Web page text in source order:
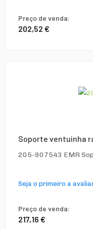
Preço de venda:
202,52 €
Soporte ventuinha
205-907543 EMR
Seja o primeiro a
Preço de venda:
217,16 €